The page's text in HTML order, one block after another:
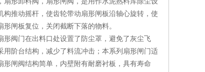
推动摇杆，使齿轮带动扇形闸板沿轴心旋转，使
闸板复位，关闭截断下落的物料。
阀门在出料口处设置了防尘罩，避免了灰尘飞
阶台结构，减少了料流冲击；本系列扇形闸门适
闸阀结构简单，内壁附有耐磨衬板，具有寿命